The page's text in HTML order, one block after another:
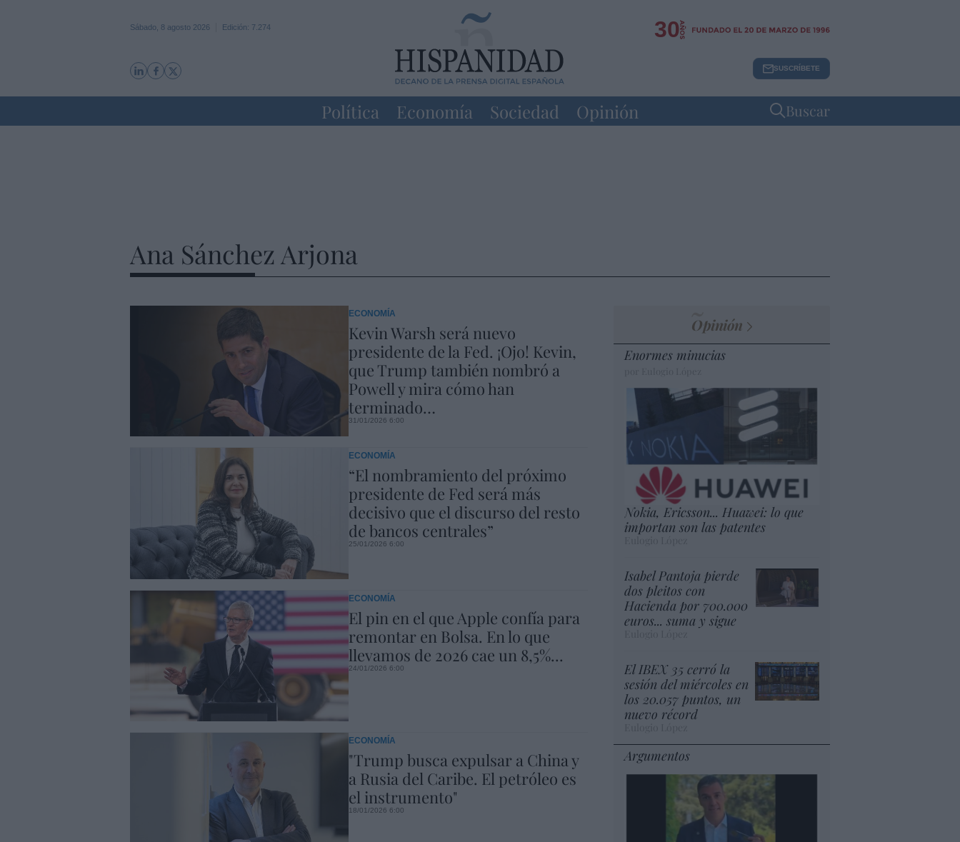
Sábado, 8 agosto 2026 Edición: 7.274 30
Política Economía Sociedad Opinión Buscar
SUSCRÍBETE
Ana Sánchez Arjona
Kevin Warsh será nuevo
presidente de la Fed. ¡Ojo! Kevin,
que Trump también nombró a
Powell y mira cómo han
terminado…
ECONOMÍA
31/01/2026 6:00
“El nombramiento del próximo
presidente de Fed será más
decisivo que el discurso del resto
de bancos centrales”
ECONOMÍA
25/01/2026 6:00
El pin en el que Apple confía para
remontar en Bolsa. En lo que
llevamos de 2026 cae un 8,5%...
ECONOMÍA
24/01/2026 6:00
"Trump busca expulsar a China y
a Rusia del Caribe. El petróleo es
el instrumento"
ECONOMÍA
18/01/2026 6:00
Opinión
Enormes minucias
Nokia, Ericsson... Huawei: lo que
importan son las patentes
Isabel Pantoja pierde
dos pleitos con
Hacienda por 700.000
euros... suma y sigue
El IBEX 35 cerró la
sesión del miércoles en
los 20.057 puntos, un
nuevo récord
Argumentos